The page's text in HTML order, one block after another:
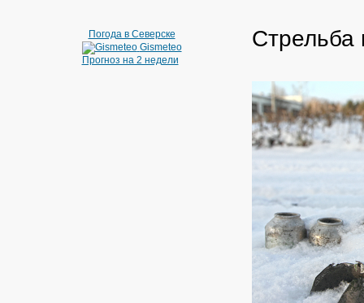
Погода в Северске
Gismeteo
Прогноз на 2 недели